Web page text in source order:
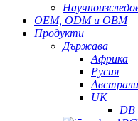
OEM, ODM и OBM
Продукти
Държава
Африка
Русия
UK
DB